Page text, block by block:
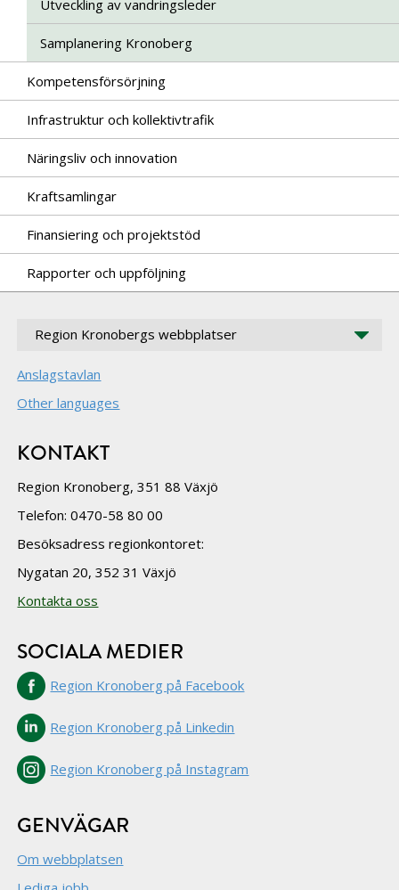
Utveckling av vandringsleder
Samplanering Kronoberg
Kompetensförsörjning
Infrastruktur och kollektivtrafik
Näringsliv och innovation
Kraftsamlingar
Finansiering och projektstöd
Rapporter och uppföljning
Region Kronobergs webbplatser
Anslagstavlan
Other languages
KONTAKT
Region Kronoberg, 351 88 Växjö
Telefon: 0470-58 80 00
Besöksadress regionkontoret:
Nygatan 20, 352 31 Växjö
Kontakta oss
SOCIALA MEDIER
Region Kronoberg på Facebook
Region Kronoberg på Linkedin
Region Kronoberg på Instagram
GENVÄGAR
Om webbplatsen